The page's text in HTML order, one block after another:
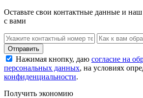
Оставьте свои контактные данные и наш
с вами
Нажимая кнопку, даю согласие на
персональных данных, на условиях
конфиденциальности.
Получить экономию